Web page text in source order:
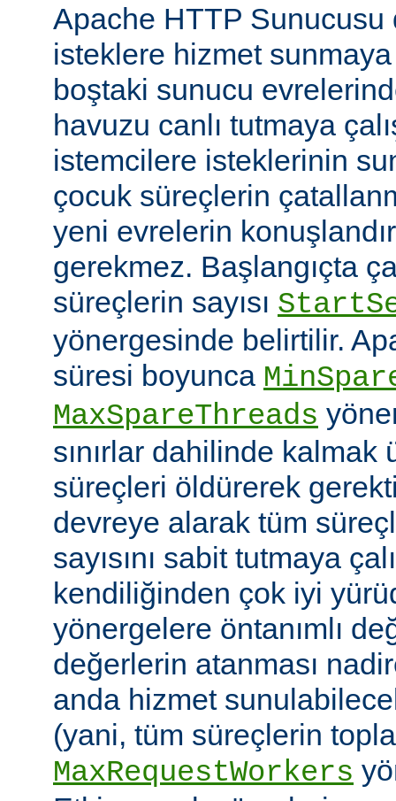
Apache HTTP Sunucusu
isteklere hizmet
boştaki sunucu
havuzu canlı tutmaya
istemcilere isteklerinin
çocuk süreçlerin
yeni evrelerin
gerekmez. Başlangıçta
süreçlerin sayısı
yönergesinde belirtilir.
süresi boyunca
MaxSpareThreads
sınırlar dahilinde
süreçleri öldürerek
devreye alarak tüm
sayısını sabit tutmaya
kendiliğinden çok iyi
yönergelere öntanımlı
değerlerin atanması
anda hizmet
(yani, tüm süreçlerin
MaxRequestWorkers